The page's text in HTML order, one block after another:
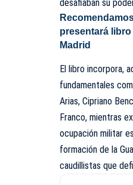
desafiaban su
presentará
Madrid
El libro incorpora,
fundamentales
Arias, Cipriano
Franco, mientras
ocupación militar
formación de la
caudillistas que